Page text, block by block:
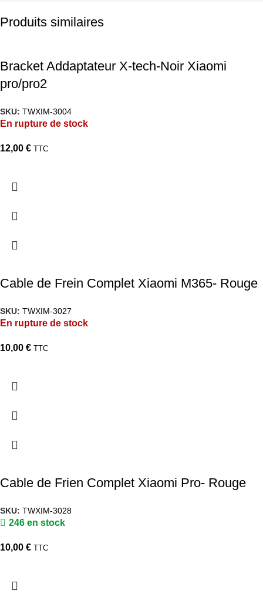
Produits similaires
Bracket Addaptateur X-tech-Noir Xiaomi
pro/pro2
SKU: TWXIM-3004
En rupture de stock
12,00 € TTC
Cable de Frein Complet Xiaomi M365- Rouge
SKU: TWXIM-3027
En rupture de stock
10,00 € TTC
Cable de Frien Complet Xiaomi Pro- Rouge
SKU: TWXIM-3028
246 en stock
10,00 € TTC